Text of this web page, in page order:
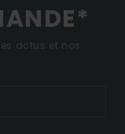
actus et nos